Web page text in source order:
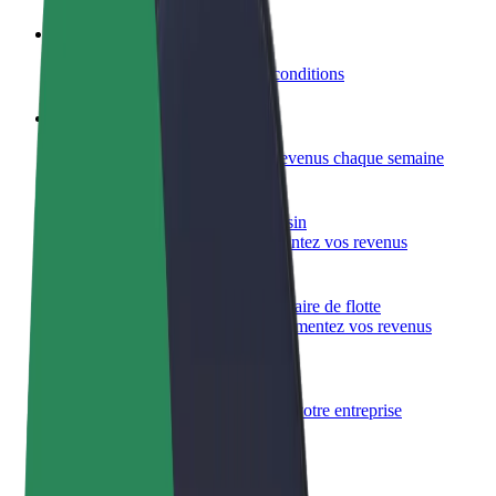
Générez des revenus selon vos conditions
Livrez des repas et générez des revenus chaque semaine
Ajouter un restaurant ou un magasin
Atteignez plus de clients et augmentez vos revenus
Inscrivez-vous en tant que propriétaire de flotte
Ajoutez votre flotte sur Bolt et augmentez vos revenus
Produits et services Bolt adaptés à votre entreprise